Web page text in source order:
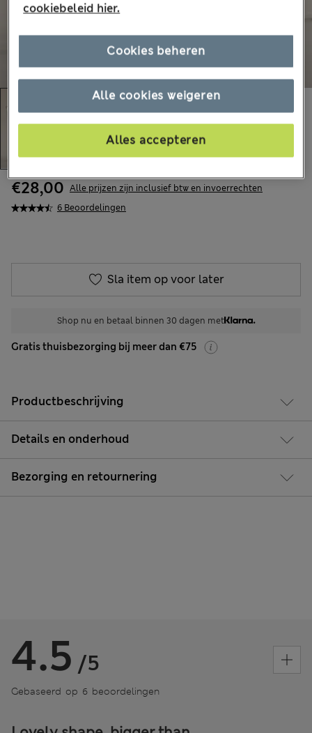
6 Beoordelingen
€28,00 Alle prijzen zijn inclusief btw en invoerrechten
Sla item op voor later
Shop nu en betaal binnen 30 dagen met
Gratis thuisbezorging bij meer dan €75
Productbeschrijving
Details en onderhoud
Bezorging en retournering
4.5 /5
Gebaseerd op 6 beoordelingen
cookiebeleid hier.
Alle cookies weigeren
Alles accepteren
Cookies beheren